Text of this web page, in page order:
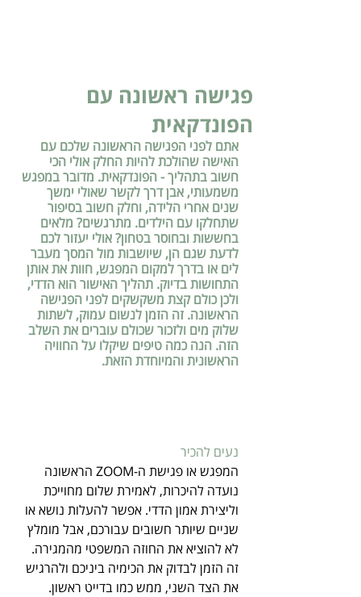
פגישה ראשונה עם
הפונדקאית
אתם לפני הפגישה הראשונה שלכם עם
האישה שהולכת להיות החלק אולי הכי
חשוב בתהליך - הפונדקאית. מדובר במפגש
משמעותי, אבן דרך לקשר שאולי ימשך
שנים אחרי הלידה, וחלק חשוב בסיפור
שתחלקו עם הילדים. מתרגשים? מלאים
בחששות ובחוסר בטחון? אולי יעזור לכם
לדעת שגם הן, שיושבות מול המסך מעבר
לים או בדרך למקום המפגש, חוות את אותן
התחושות בדיוק. תהליך האישור הוא הדדי,
ולכן כולם קצת משקשקים לפני הפגישה
הראשונה. זה הזמן לנשום עמוק, לשתות
שלוק מים ולזכור שכולם עוברים את השלב
הזה. הנה כמה טיפים שיקלו על החוויה
הראשונית והמיוחדת הזאת.
נעים להכיר
המפגש או פגישת ה-ZOOM הראשונה
נועדה להיכרות, לאמירת שלום מחוייכת
וליצירת אמון הדדי. אפשר להעלות נושא או
שניים שיותר חשובים עבורכם, אבל מומלץ
לא להוציא את החוזה המשפטי מהמגירה.
זה הזמן לבדוק את הכימיה ביניכם ולהרגיש
את הצד השני, ממש כמו בדייט ראשון.